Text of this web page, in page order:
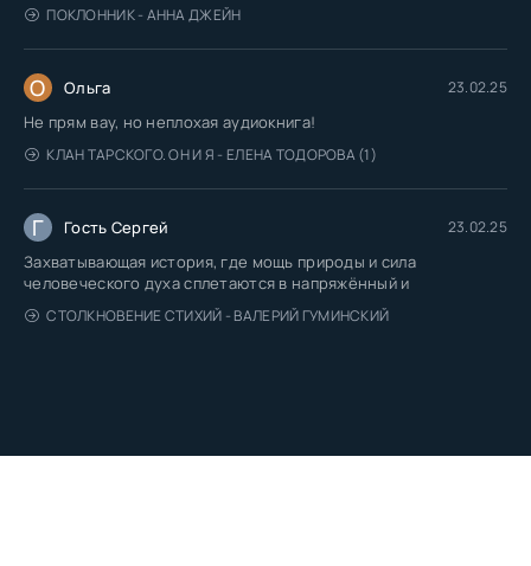
ПОКЛОННИК - АННА ДЖЕЙН
О Ольга 23.02.25
Не прям вау, но неплохая аудиокнига!
КЛАН ТАРСКОГО. ОН И Я - ЕЛЕНА ТОДОРОВА (1)
Г Гость Сергей 23.02.25
Захватывающая история, где мощь природы и сила
человеческого духа сплетаются в напряжённый и
СТОЛКНОВЕНИЕ СТИХИЙ - ВАЛЕРИЙ ГУМИНСКИЙ